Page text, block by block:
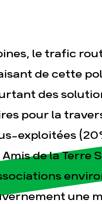
le trafic
de cette
des
pour la
exploitées
de la Terre
une